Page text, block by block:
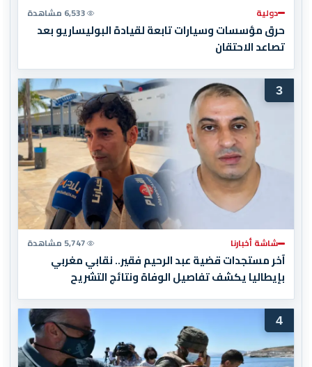
دولية 6,533 مشاهدة
حرق مؤسسات وسيارات تابعة لقيادة البوليساريو بعد
تصاعد الاحتقان
3
شاشة أخبارنا 5,747 مشاهدة
آخر مستجدات قضية عبد الرحيم فقير.. نقابي مغربي
بإيطاليا يكشف تفاصيل الوفاة ونتائج التشريح
4